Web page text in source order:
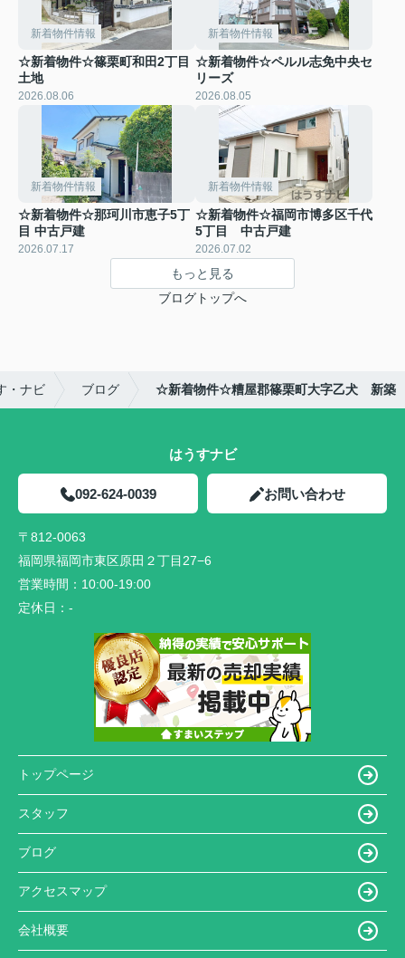
新着物件情報
☆新着物件☆篠栗町和田2丁目
土地
2026.08.06
新着物件情報
☆新着物件☆ペルル志免中央セ
リーズ
2026.08.05
新着物件情報
☆新着物件☆那珂川市恵子5丁
目 中古戸建
2026.07.17
新着物件情報
☆新着物件☆福岡市博多区千代
5丁目 中古戸建
2026.07.02
もっと見る
ブログトップへ
・ナビ ブログ ☆新着物件☆糟屋郡篠栗町大字乙犬 新築
はうすナビ
092-624-0039 お問い合わせ
〒812-0063
福岡県福岡市東区原田２丁目27−6
営業時間： 10:00-19:00
定休日： -
トップページ
スタッフ
ブログ
アクセスマップ
会社概要